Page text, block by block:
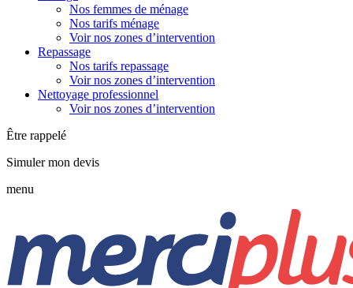
Nos femmes de ménage
Nos tarifs ménage
Voir nos zones d’intervention
Repassage
Nos tarifs repassage
Voir nos zones d’intervention
Nettoyage professionnel
Voir nos zones d’intervention
Être rappelé
Simuler mon devis
menu